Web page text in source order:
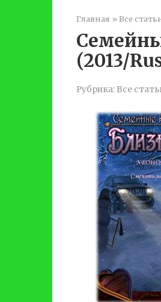
Главная »Все
(2013/
Рубрика: Все